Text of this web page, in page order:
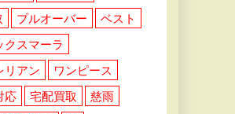
プルオーバー
ベスト
クスマーラ
リアン
ワンピース
応 宅配買取
慈雨